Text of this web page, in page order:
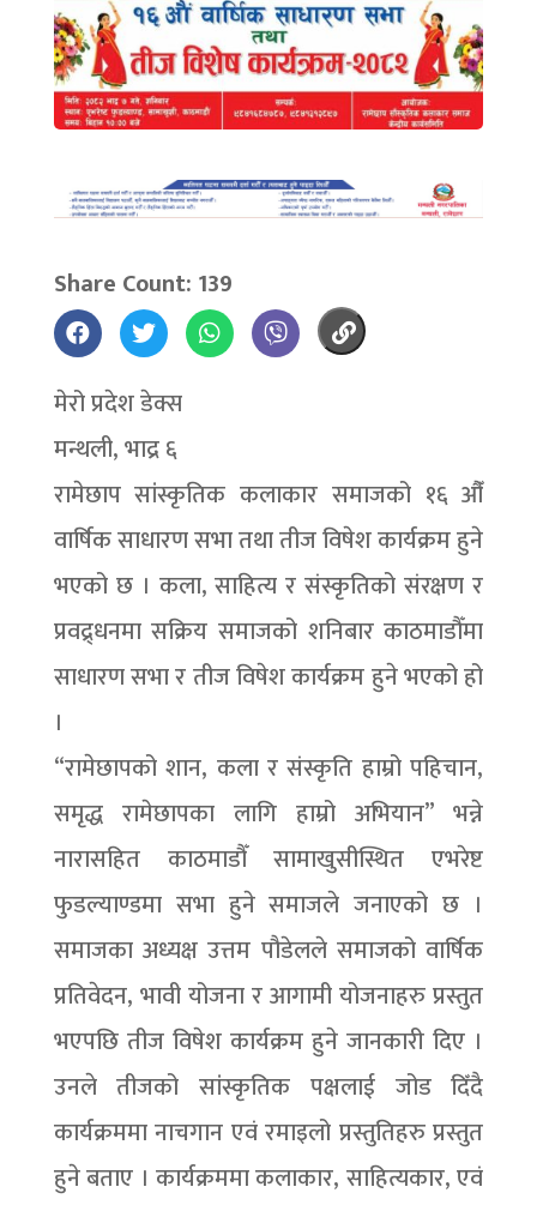
Share Count: 139
मेरो प्रदेश डेक्स
मन्थली, भाद्र ६
रामेछाप सांस्कृतिक कलाकार समाजको १६ औँ
वार्षिक साधारण सभा तथा तीज विषेश कार्यक्रम हुने
भएको छ । कला, साहित्य र संस्कृतिको संरक्षण र
प्रवद्र्धनमा सक्रिय समाजको शनिबार काठमाडौँमा
साधारण सभा र तीज विषेश कार्यक्रम हुने भएको हो
।
“रामेछापको शान, कला र संस्कृति हाम्रो पहिचान,
समृद्ध रामेछापका लागि हाम्रो अभियान” भन्ने
नारासहित काठमाडौँ सामाखुसीस्थित एभरेष्ट
फुडल्याण्डमा सभा हुने समाजले जनाएको छ ।
समाजका अध्यक्ष उत्तम पौडेलले समाजको वार्षिक
प्रतिवेदन, भावी योजना र आगामी योजनाहरु प्रस्तुत
भएपछि तीज विषेश कार्यक्रम हुने जानकारी दिए ।
उनले तीजको सांस्कृतिक पक्षलाई जोड दिँदै
कार्यक्रममा नाचगान एवं रमाइलो प्रस्तुतिहरु प्रस्तुत
हुने बताए । कार्यक्रममा कलाकार, साहित्यकार, एवं